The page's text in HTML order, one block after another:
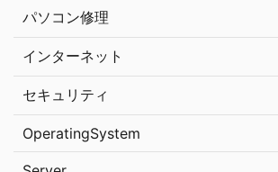
パソコン修理
インターネット
セキュリティ
OperatingSystem